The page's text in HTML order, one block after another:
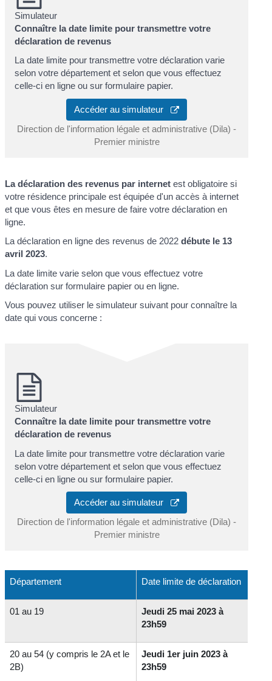
Simulateur
Connaître la date limite pour transmettre votre
déclaration de revenus
La date limite pour transmettre votre déclaration varie
selon votre département et selon que vous effectuez
celle-ci en ligne ou sur formulaire papier.
Accéder au simulateur
Direction de l'information légale et administrative (Dila) -
Premier ministre
La déclaration des revenus par internet est obligatoire si
votre résidence principale est équipée d'un accès à internet
et que vous êtes en mesure de faire votre déclaration en
ligne.
La déclaration en ligne des revenus de 2022débute le 13
avril 2023.
La date limite varie selon que vous effectuez votre
déclaration sur formulaire papier ou en ligne.
Vous pouvez utiliser le simulateur suivant pour connaître la
date qui vous concerne :
Simulateur
Connaître la date limite pour transmettre votre
déclaration de revenus
La date limite pour transmettre votre déclaration varie
selon votre département et selon que vous effectuez
celle-ci en ligne ou sur formulaire papier.
Accéder au simulateur
Direction de l'information légale et administrative (Dila) -
Premier ministre
Département Date limite de déclaration
01 au 19
Jeudi 25 mai 2023 à
23h59
20 au 54 (y compris le 2A et le
2B)
Jeudi 1er juin 2023 à
23h59